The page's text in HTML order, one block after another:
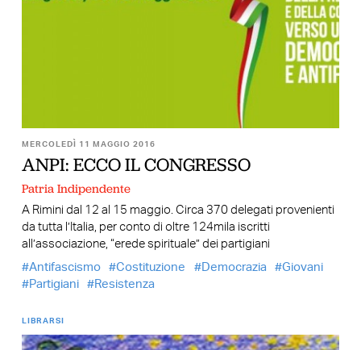
MERCOLEDÌ 11 MAGGIO 2016
ANPI: ECCO IL CONGRESSO
Patria Indipendente
A Rimini dal 12 al 15 maggio. Circa 370 delegati provenienti
da tutta l’Italia, per conto di oltre 124mila iscritti
all’associazione, “erede spirituale” dei partigiani
Antifascismo
Costituzione Democrazia
Giovani
Partigiani
Resistenza
LIBRARSI